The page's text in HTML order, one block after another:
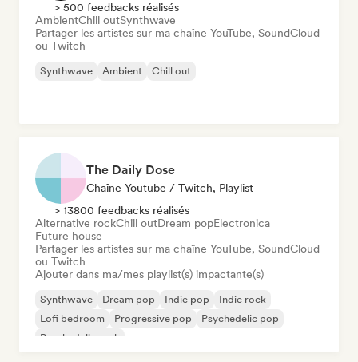
> 500 feedbacks réalisés
AmbientChill outSynthwave
Partager les artistes sur ma chaîne YouTube, SoundCloud
ou Twitch
Synthwave Ambient Chill out
The Daily Dose
Chaîne Youtube / Twitch, Playlist
> 13800 feedbacks réalisés
Alternative rockChill outDream popElectronica
Future house
Partager les artistes sur ma chaîne YouTube, SoundCloud
ou Twitch
Ajouter dans ma/mes playlist(s) impactante(s)
Synthwave Dream pop Indie pop
Indie rock
Lofi bedroom
Progressive pop
Psychedelic pop
Psychedelic rock